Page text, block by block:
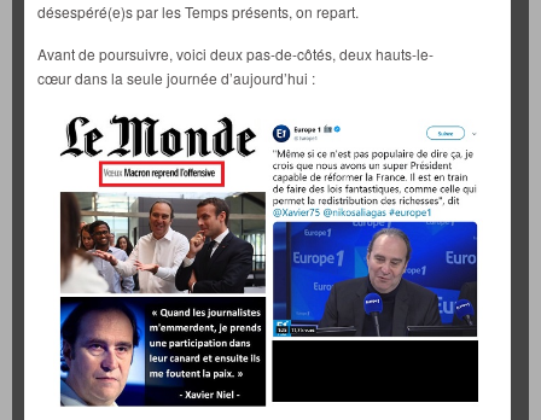
désespéré(e)s par les Temps présents, on repart.
Avant de poursuivre, voici deux pas-de-côtés, deux hauts-le-
cœur dans la seule journée d’aujourd’hui :